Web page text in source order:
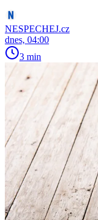
NESPECHEJ.cz
dnes, 04:00
3 min